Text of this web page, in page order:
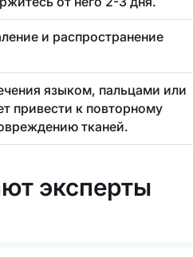
и распространение
языком, пальцами или
привести к повторному
тканей.
эксперты